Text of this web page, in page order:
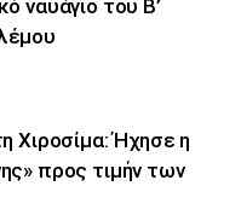
ναυάγιο του Β’
Χιροσίμα: Ήχησε η
προς τιμήν των